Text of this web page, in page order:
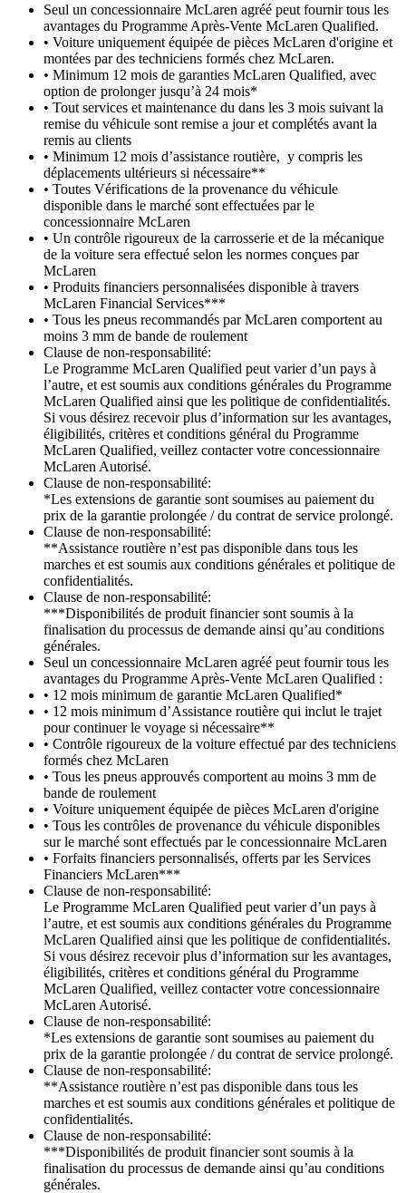
Seul un concessionnaire McLaren agréé peut fournir tous les
avantages du Programme Après-Vente McLaren Qualified.
• Voiture uniquement équipée de pièces McLaren d'origine et
montées par des techniciens formés chez McLaren.
• Minimum 12 mois de garanties McLaren Qualified, avec
option de prolonger jusqu’à 24 mois*
• Tout services et maintenance du dans les 3 mois suivant la
remise du véhicule sont remise a jour et complétés avant la
remis au clients
• Minimum 12 mois d’assistance routière, y compris les
déplacements ultérieurs si nécessaire**
• Toutes Vérifications de la provenance du véhicule
disponible dans le marché sont effectuées par le
concessionnaire McLaren
• Un contrôle rigoureux de la carrosserie et de la mécanique
de la voiture sera effectué selon les normes conçues par
McLaren
• Produits financiers personnalisées disponible à travers
McLaren Financial Services***
• Tous les pneus recommandés par McLaren comportent au
moins 3 mm de bande de roulement
Clause de non-responsabilité:
Le Programme McLaren Qualified peut varier d’un pays à
l’autre, et est soumis aux conditions générales du Programme
McLaren Qualified ainsi que les politique de confidentialités.
Si vous désirez recevoir plus d’information sur les avantages,
éligibilités, critères et conditions général du Programme
McLaren Qualified, veillez contacter votre concessionnaire
McLaren Autorisé.
Clause de non-responsabilité:
*Les extensions de garantie sont soumises au paiement du
prix de la garantie prolongée / du contrat de service prolongé.
Clause de non-responsabilité:
**Assistance routière n’est pas disponible dans tous les
marches et est soumis aux conditions générales et politique de
confidentialités.
Clause de non-responsabilité:
***Disponibilités de produit financier sont soumis à la
finalisation du processus de demande ainsi qu’au conditions
générales.
Seul un concessionnaire McLaren agréé peut fournir tous les
avantages du Programme Après-Vente McLaren Qualified :
• 12 mois minimum de garantie McLaren Qualified*
• 12 mois minimum d’Assistance routière qui inclut le trajet
pour continuer le voyage si nécessaire**
• Contrôle rigoureux de la voiture effectué par des techniciens
formés chez McLaren
• Tous les pneus approuvés comportent au moins 3 mm de
bande de roulement
• Voiture uniquement équipée de pièces McLaren d'origine
• Tous les contrôles de provenance du véhicule disponibles
sur le marché sont effectués par le concessionnaire McLaren
• Forfaits financiers personnalisés, offerts par les Services
Financiers McLaren***
Clause de non-responsabilité:
Le Programme McLaren Qualified peut varier d’un pays à
l’autre, et est soumis aux conditions générales du Programme
McLaren Qualified ainsi que les politique de confidentialités.
Si vous désirez recevoir plus d’information sur les avantages,
éligibilités, critères et conditions général du Programme
McLaren Qualified, veillez contacter votre concessionnaire
McLaren Autorisé.
Clause de non-responsabilité:
*Les extensions de garantie sont soumises au paiement du
prix de la garantie prolongée / du contrat de service prolongé.
Clause de non-responsabilité:
**Assistance routière n’est pas disponible dans tous les
marches et est soumis aux conditions générales et politique de
confidentialités.
Clause de non-responsabilité:
***Disponibilités de produit financier sont soumis à la
finalisation du processus de demande ainsi qu’au conditions
générales.